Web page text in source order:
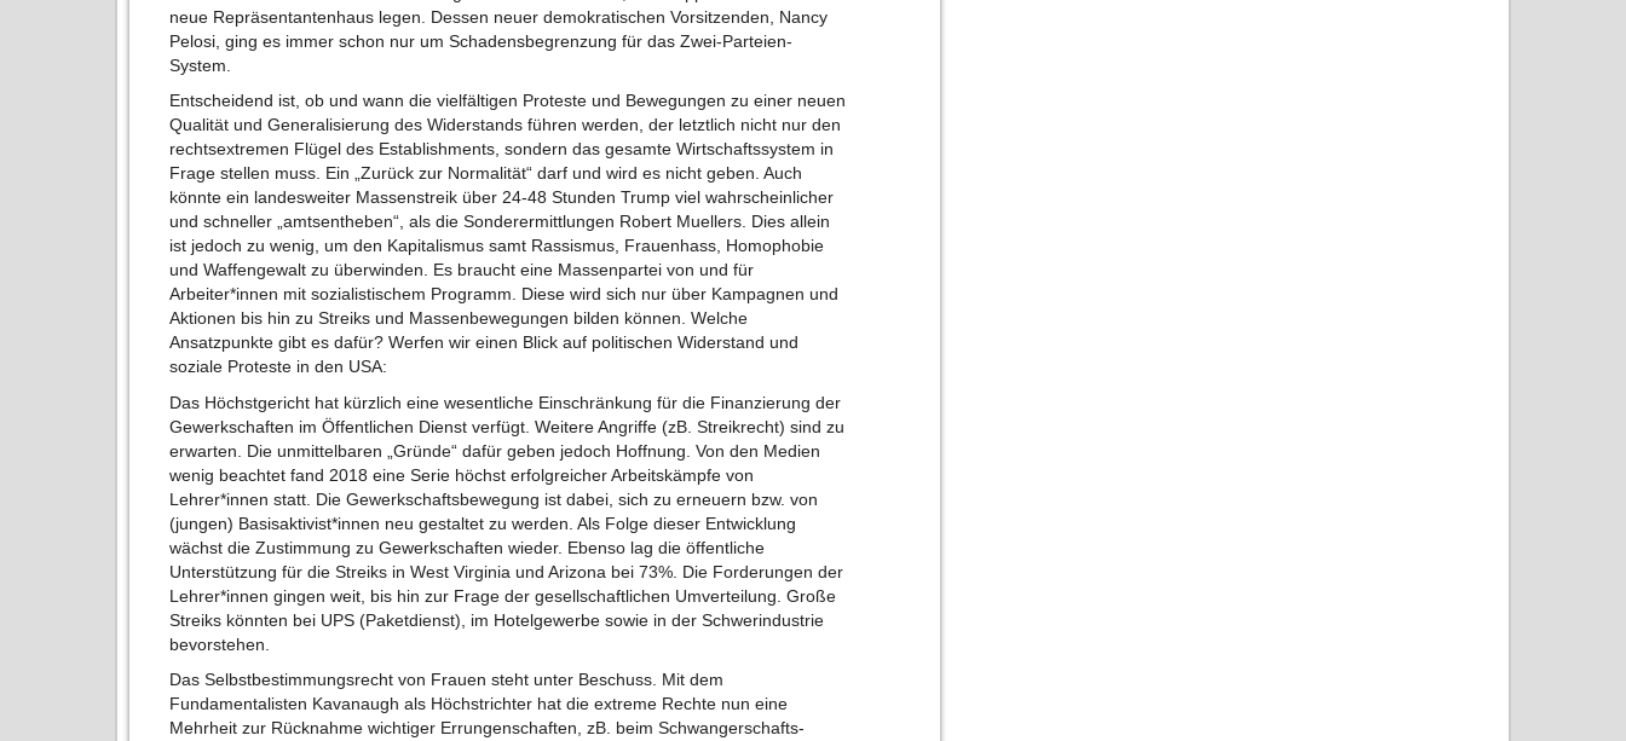
neue Repräsentantenhaus legen. Dessen neuer demokratischen Vorsitzenden, Nancy
Pelosi, ging es immer schon nur um Schadensbegrenzung für das Zwei-Parteien-
System.
Entscheidend ist, ob und wann die vielfältigen Proteste und Bewegungen zu einer neuen
Qualität und Generalisierung des Widerstands führen werden, der letztlich nicht nur den
rechtsextremen Flügel des Establishments, sondern das gesamte Wirtschaftssystem in
Frage stellen muss. Ein „Zurück zur Normalität“ darf und wird es nicht geben. Auch
könnte ein landesweiter Massenstreik über 24-48 Stunden Trump viel wahrscheinlicher
und schneller „amtsentheben“, als die Sonderermittlungen Robert Muellers. Dies allein
ist jedoch zu wenig, um den Kapitalismus samt Rassismus, Frauenhass, Homophobie
und Waffengewalt zu überwinden. Es braucht eine Massenpartei von und für
Arbeiter*innen mit sozialistischem Programm. Diese wird sich nur über Kampagnen und
Aktionen bis hin zu Streiks und Massenbewegungen bilden können. Welche
Ansatzpunkte gibt es dafür? Werfen wir einen Blick auf politischen Widerstand und
soziale Proteste in den USA:
Das Höchstgericht hat kürzlich eine wesentliche Einschränkung für die Finanzierung der
Gewerkschaften im Öffentlichen Dienst verfügt. Weitere Angriffe (zB. Streikrecht) sind zu
erwarten. Die unmittelbaren „Gründe“ dafür geben jedoch Hoffnung. Von den Medien
wenig beachtet fand 2018 eine Serie höchst erfolgreicher Arbeitskämpfe von
Lehrer*innen statt. Die Gewerkschaftsbewegung ist dabei, sich zu erneuern bzw. von
(jungen) Basisaktivist*innen neu gestaltet zu werden. Als Folge dieser Entwicklung
wächst die Zustimmung zu Gewerkschaften wieder. Ebenso lag die öffentliche
Unterstützung für die Streiks in West Virginia und Arizona bei 73%. Die Forderungen der
Lehrer*innen gingen weit, bis hin zur Frage der gesellschaftlichen Umverteilung. Große
Streiks könnten bei UPS (Paketdienst), im Hotelgewerbe sowie in der Schwerindustrie
bevorstehen.
Das Selbstbestimmungsrecht von Frauen steht unter Beschuss. Mit dem
Fundamentalisten Kavanaugh als Höchstrichter hat die extreme Rechte nun eine
Mehrheit zur Rücknahme wichtiger Errungenschaften, zB. beim Schwangerschafts-